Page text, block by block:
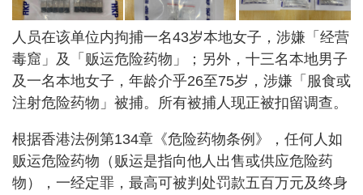
人员在该单位内拘捕一名43岁本地女子，涉嫌「经营
毒窟」及「贩运危险药物」；另外，十三名本地男子
及一名本地女子，年龄介乎26至75岁，涉嫌「服食或
注射危险药物」被捕。所有被捕人现正被扣留调查。
根据香港法例第134章《危险药物条例》，任何人如
贩运危险药物（贩运是指向他人出售或供应危险药
物），一经定罪，最高可被判处罚款五百万元及终身